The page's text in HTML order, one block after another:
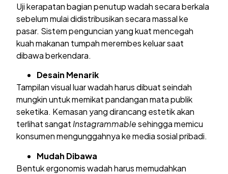
Uji kerapatan bagian penutup wadah secara berkala
sebelum mulai didistribusikan secara massal ke
pasar. Sistem penguncian yang kuat mencegah
kuah makanan tumpah merembes keluar saat
dibawa berkendara.
Desain Menarik
Tampilan visual luar wadah harus dibuat seindah
mungkin untuk memikat pandangan mata publik
seketika. Kemasan yang dirancang estetik akan
terlihat sangatInstagrammablesehingga memicu
konsumen mengunggahnya ke media sosial pribadi.
Mudah Dibawa
Bentuk ergonomis wadah harus memudahkan